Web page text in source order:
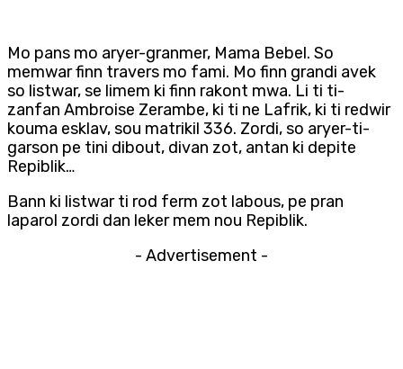
Mo pans mo aryer-granmer, Mama Bebel. So
memwar finn travers mo fami. Mo finn grandi avek
so listwar, se limem ki finn rakont mwa. Li ti ti-
zanfan Ambroise Zerambe, ki ti ne Lafrik, ki ti redwir
kouma esklav, sou matrikil 336. Zordi, so aryer-ti-
garson pe tini dibout, divan zot, antan ki depite
Repiblik…
Bann ki listwar ti rod ferm zot labous, pe pran
laparol zordi dan leker mem nou Repiblik.
- Advertisement -